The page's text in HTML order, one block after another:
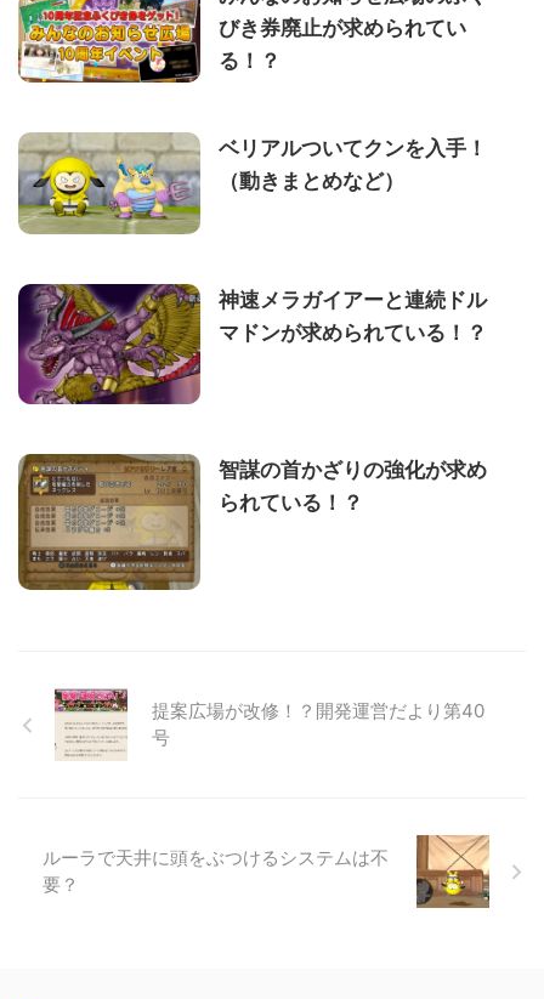
びき券廃止が求められてい
る！？
ベリアルついてクンを入手！
（動きまとめなど）
神速メラガイアーと連続ドル
マドンが求められている！？
智謀の首かざりの強化が求め
られている！？
提案広場が改修！？開発運営だより第40
号
ルーラで天井に頭をぶつけるシステムは不
要？